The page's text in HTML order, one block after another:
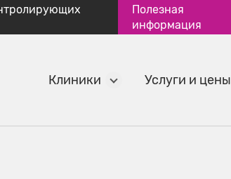
Полезная
информация
Клиники Услуги и цены